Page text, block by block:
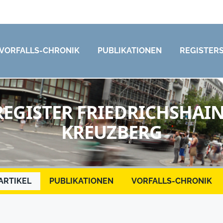
CHRONIK PUBLIKATIONEN
KREUZBERG
PUBLIKATIONEN VORFALLS-CHRONIK